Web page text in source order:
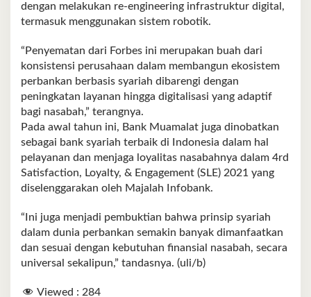
dengan melakukan re-engineering infrastruktur digital,
termasuk meng­gunakan sistem robotik.
“Penyematan dari Forbes ini merupakan buah dari
konsistensi perusahaan dalam membangun eko­sistem
perbankan berbasis syariah dibarengi dengan
peningkatan layanan hing­ga digitalisasi yang adaptif
bagi nasabah,” terangnya.
Pada awal tahun ini, Bank Muamalat juga dinobatkan
sebagai bank syariah ter­baik di Indonesia dalam hal
pelayanan dan menjaga loyalitas nasabahnya dalam 4rd
Satisfaction, Loyalty, & Engagement (SLE) 2021 yang
diselenggarakan oleh Majalah Infobank.
“Ini juga menjadi pem­buktian bahwa prinsip sya­riah
dalam dunia perbankan semakin banyak diman­faatkan
dan sesuai dengan kebutuhan finansial nasa­bah, secara
universal sekali­pun,” tandasnya. (uli/b)
Viewed : 284